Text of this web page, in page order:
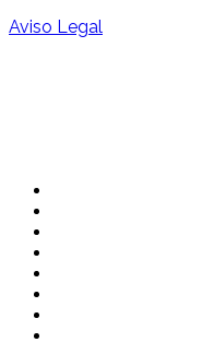
Aviso Legal